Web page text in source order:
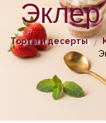
Торты и десерты